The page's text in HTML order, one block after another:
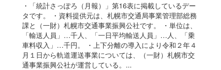
・「統計さっぽろ（月報）」第16表に掲載しているデー
タです。 ・資料提供元は、札幌市交通局事業管理部総務
課と（一財）札幌市交通事業振興公社です。 ・単位は、
「輸送人員」…千人、「一日平均輸送人員」…人、「乗
車料収入」…千円。 ・上下分離の導入により令和２年４
月１日から軌道運送事業については、（一財）札幌市交
通事業振興公社が運営している。...